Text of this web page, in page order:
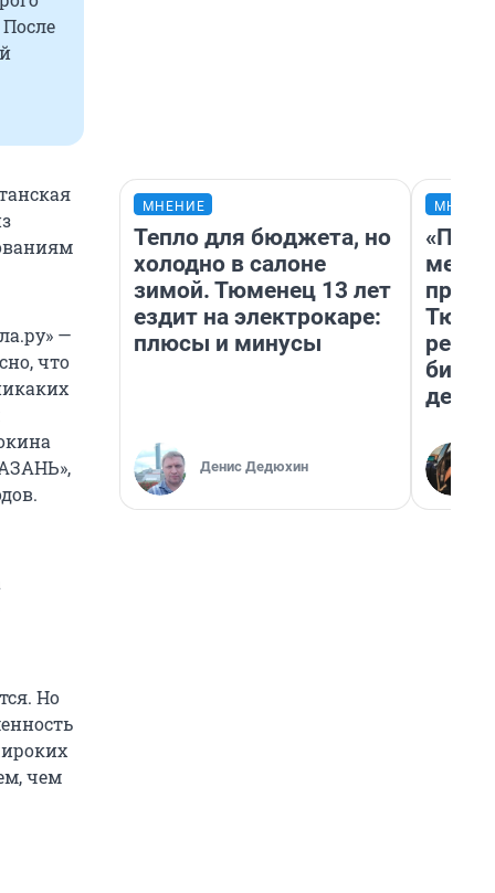
—
что
Но
чем
МНЕНИЕ
Тепло для бюджета, но
холодно в салоне
зимой. Тюменец 13 лет
ездит на электрокаре:
плюсы и минусы
Денис Дедюхин